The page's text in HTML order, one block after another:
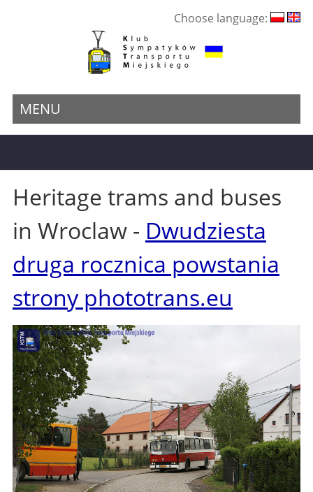
Choose language:
MENU
Heritage trams and buses
in Wroclaw - Dwudziesta
druga rocznica powstania
strony phototrans.eu